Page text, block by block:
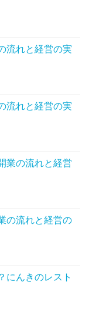
流れと経営の実
流れと経営の実
業の流れと経営
の流れと経営の
にんきのレスト